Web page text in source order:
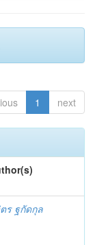
1 next
ร ฐกัดกุล